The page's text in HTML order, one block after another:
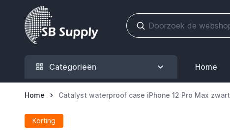
Ga naar de inhoud
Categorieën Home
Home Catalyst waterproof case iPhone 12 Pro Max zwart
Korting